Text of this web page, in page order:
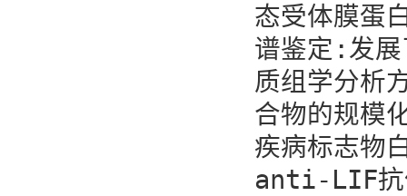
态受体膜蛋
谱鉴定:发展
质组学分析
合物的规模
疾病标志物
anti-LIF抗